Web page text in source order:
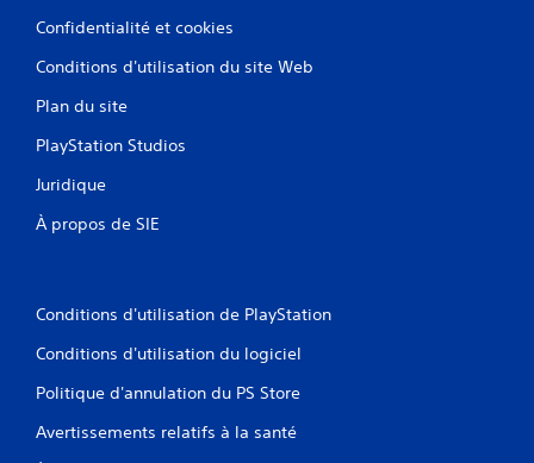
Confidentialité et cookies
Conditions d'utilisation du site Web
Plan du site
PlayStation Studios
Juridique
À propos de SIE
Conditions d'utilisation de PlayStation
Conditions d'utilisation du logiciel
Politique d'annulation du PS Store
Avertissements relatifs à la santé